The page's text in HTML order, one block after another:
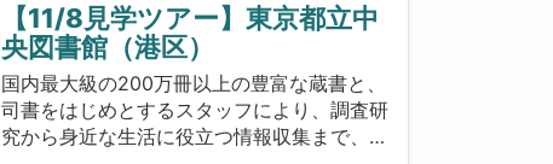
【11/8見学ツアー】東京都立中
央図書館（港区）
国内最大級の200万冊以上の豊富な蔵書と、
司書をはじめとするスタッフにより、調査研
究から身近な生活に役立つ情報収集まで、…